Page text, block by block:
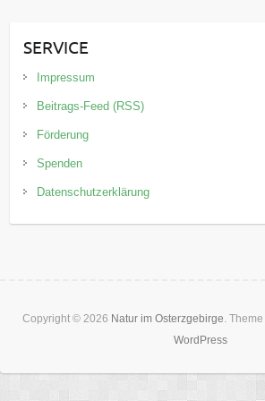
SERVICE
Impressum
Beitrags-Feed (RSS)
Förderung
Spenden
Datenschutzerklärung
Copyright © 2026 Natur im Osterzgebirge.
WordPress